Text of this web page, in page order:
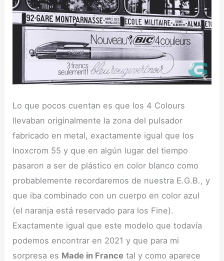
Lo que pocos cuentan es que los 4 Colours
llevaban originalmente la zona del pulsador
fabricado en metal, exactamente igual que los
Inoxcrom 55 y que en algún lugar del tiempo
pasaron a ser de plástico en color blanco como
probablemente recordaremos de nuestra E.G.B., y
que iba combinado con un cuerpo en color azul
(el naranja está reservado para los Fine).
Exactamente igual que este modelo que todavía
podemos encontrar en 2021 y que para mi
sorpresa es Made in France tal y como aparece